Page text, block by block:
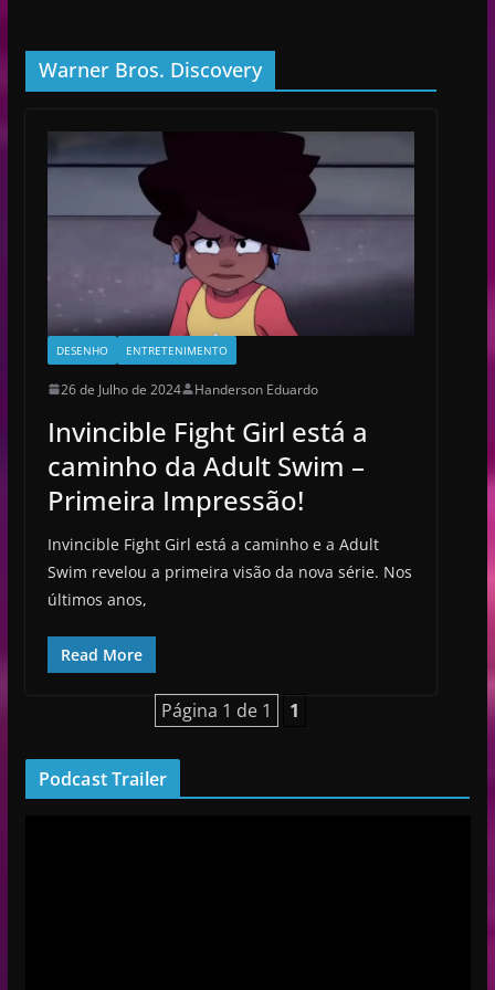
Warner Bros. Discovery
DESENHO ENTRETENIMENTO
26 de Julho de 2024 Handerson Eduardo
Invincible Fight Girl está a
caminho da Adult Swim –
Primeira Impressão!
Invincible Fight Girl está a caminho e a Adult
Swim revelou a primeira visão da nova série. Nos
últimos anos,
Read More
Página 1 de 1 1
Podcast Trailer